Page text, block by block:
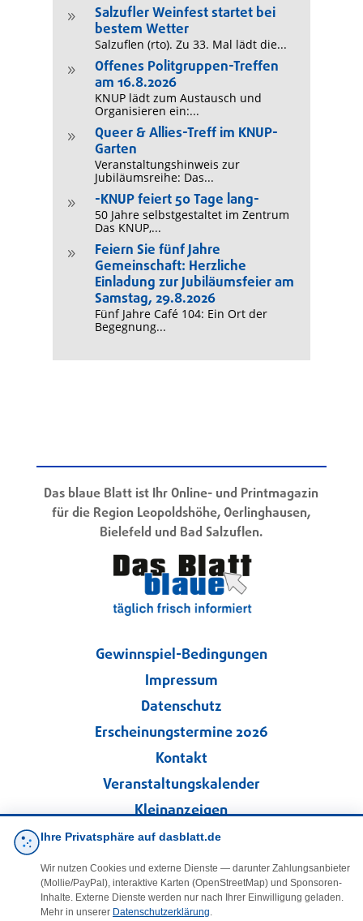
9
Salzufler Weinfest startet bei
bestem Wetter
Salzuflen (rto). Zu 33. Mal lädt die...
9
Offenes Politgruppen-Treffen
am 16.8.2026
KNUP lädt zum Austausch und
Organisieren ein:...
9
Queer & Allies-Treff im KNUP-
Garten
Veranstaltungshinweis zur
Jubiläumsreihe: Das...
9 -KNUP feiert 50 Tage lang-
50 Jahre selbstgestaltet im Zentrum
Das KNUP,...
9
Feiern Sie fünf Jahre
Gemeinschaft: Herzliche
Einladung zur Jubiläumsfeier am
Samstag, 29.8.2026
Fünf Jahre Café 104: Ein Ort der
Begegnung...
Das blaue Blatt ist Ihr Online- und Printmagazin
für die Region Leopoldshöhe, Oerlinghausen,
Bielefeld und Bad Salzuflen.
Gewinnspiel-Bedingungen
Impressum
Datenschutz
Erscheinungstermine 2026
Kontakt
Veranstaltungskalender
Kleinanzeigen
Folgen Sie uns!
Ihre Privatsphäre auf dasblatt.de
Wir nutzen Cookies und externe Dienste — darunter Zahlungsanbieter
(Mollie/PayPal), interaktive Karten (OpenStreetMap) und Sponsoren-
Inhalte. Externe Dienste werden nur nach Ihrer Einwilligung geladen.
Mehr in unserer Datenschutzerklärung.